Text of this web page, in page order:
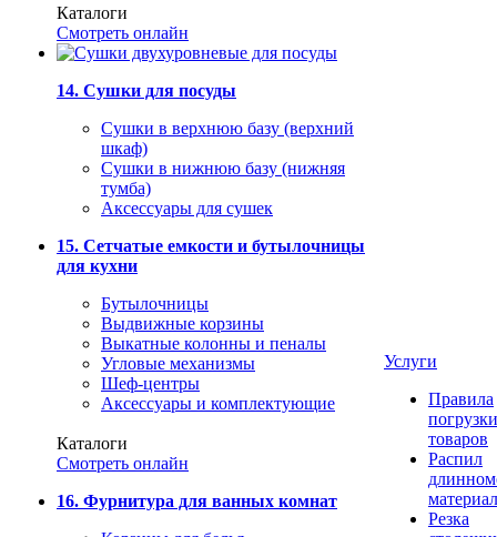
Каталоги
Смотреть онлайн
14. Сушки для посуды
Сушки в верхнюю базу (верхний
шкаф)
Сушки в нижнюю базу (нижняя
тумба)
Аксессуары для сушек
15. Сетчатые емкости и бутылочницы
для кухни
Бутылочницы
Выдвижные корзины
Выкатные колонны и пеналы
Угловые механизмы
Шеф-центры
Аксессуары и комплектующие
Каталоги
Смотреть онлайн
16. Фурнитура для ванных комнат
Услуги
Правила
погрузки
товаров
Распил
Резка